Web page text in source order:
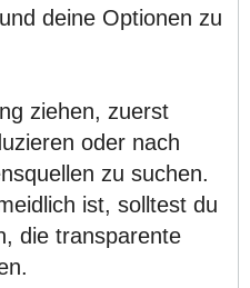
deine Optionen zu
ziehen, zuerst
oder nach
zu suchen.
ist, solltest du
die transparente